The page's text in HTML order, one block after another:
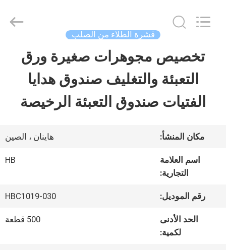
المنزل
المنتجات
معلومات
جولة
Reserved.
قشرة الطلاء من الصلب
تخصيص مجوهرات صغيرة ورق
التعبئة والتغليف صندوق هدايا
الفتيات صندوق التعبئة الرخيصة
مكان المنشأ: هاينان ، الصين
اسم العلامة
التجارية:
HB
رقم الموديل: HBC1019-030
الحد الأدنى
لكمية:
500 قطعة